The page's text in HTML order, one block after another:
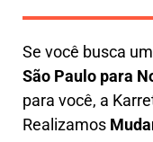
Se você busca
São Paulo para
para você, a
Realizamos M